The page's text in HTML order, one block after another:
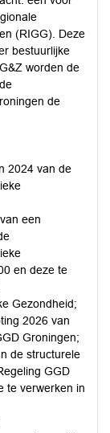
(RIGG). Deze
bestuurlijke
worden de
de
2024 van de
een
en deze te
Gezondheid;
2026 van
Groningen;
de structurele
GGD
te verwerken in